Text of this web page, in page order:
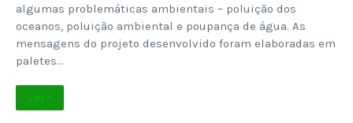
algumas problemáticas ambientais – poluição dos
oceanos, poluição ambiental e poupança de água. As
mensagens do projeto desenvolvido foram elaboradas em
paletes…
Ler +